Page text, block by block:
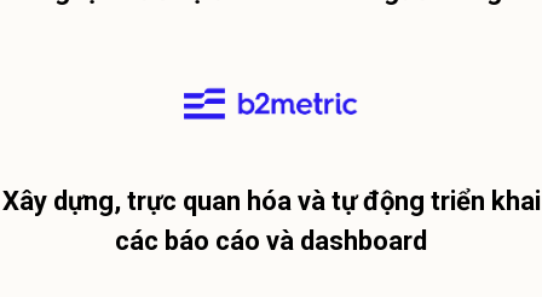
Xây dựng, trực quan hóa và tự động triển khai
các báo cáo và dashboard